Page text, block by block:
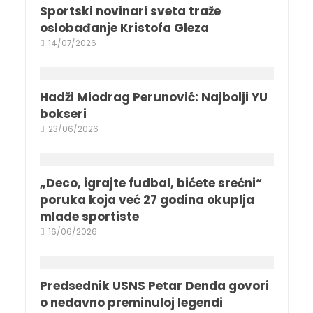
Sportski novinari sveta traže
oslobađanje Kristofa Gleza
14/07/2026
Hadži Miodrag Perunović: Najbolji YU
bokseri
23/06/2026
„Deco, igrajte fudbal, bićete srećni“
poruka koja već 27 godina okuplja
mlade sportiste
16/06/2026
Predsednik USNS Petar Denda govori
o nedavno preminuloj legendi